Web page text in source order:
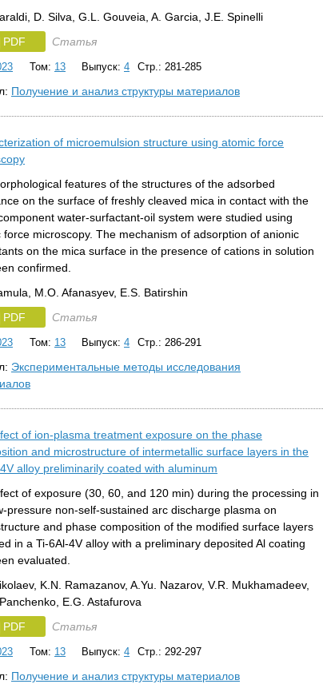
D. Silva, G.L. Gouveia, A. Garcia, J.E. Spinelli
PDF
Статья
Том: 13 Выпуск: 4 Стр.: 281-285
Получение и анализ структуры материалов
of microemulsion structure using atomic force
features of the structures of the adsorbed
on the surface of freshly cleaved mica in contact with the
water-surfactant-oil system were studied using
force microscopy. The mechanism of adsorption of anionic
on the mica surface in the presence of cations in solution
confirmed.
M.O. Afanasyev, E.S. Batirshin
PDF
Статья
Том: 13 Выпуск: 4 Стр.: 286-291
Экспериментальные методы исследования
of ion-plasma treatment exposure on the phase
and microstructure of intermetallic surface layers in the
alloy preliminarily coated with aluminum
of exposure (30, 60, and 120 min) during the processing in
pressure non-self-sustained arc discharge plasma on
and phase composition of the modified surface layers
in a Ti-6Al-4V alloy with a preliminary deposited Al coating
evaluated.
K.N. Ramazanov, A.Yu. Nazarov, V.R. Mukhamadeev,
E.G. Astafurova
PDF
Статья
Том: 13 Выпуск: 4 Стр.: 292-297
Получение и анализ структуры материалов